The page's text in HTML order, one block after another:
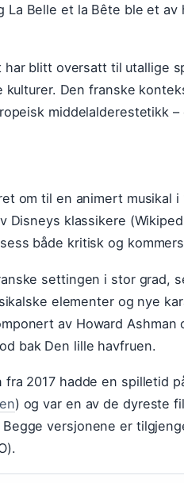
La Belle et la Bête ble et av
blitt oversatt til utallige
kulturer. Den franske
middelalderestetikk –
om til en animert musikal i
Disneys klassikere
både kritisk og
settingen i stor grad,
elementer og nye
av Howard Ashman
bak Den lille havfruen.
2017 hadde en spilletid
) og var en av de dyreste
versjonene er